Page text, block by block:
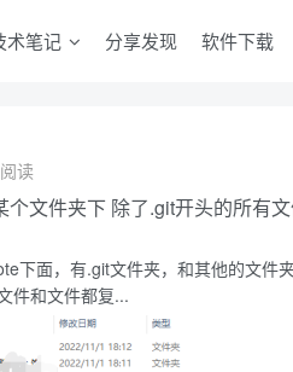
术笔记 分享发现 软件下载
读
个文件夹下 除了.git开头的所有
下面，有.git文件夹，和其他的文件
件和文件都复...